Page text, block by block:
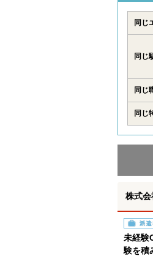
同じ
同じ
同じ
同じ
株式
派遣社員
未経験
験を積